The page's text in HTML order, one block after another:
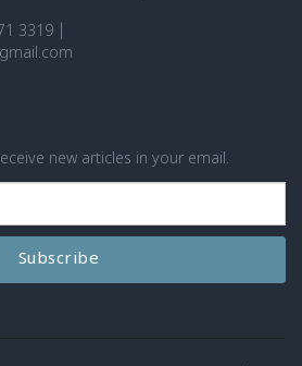
3319 |
new articles in your email.
Subscribe